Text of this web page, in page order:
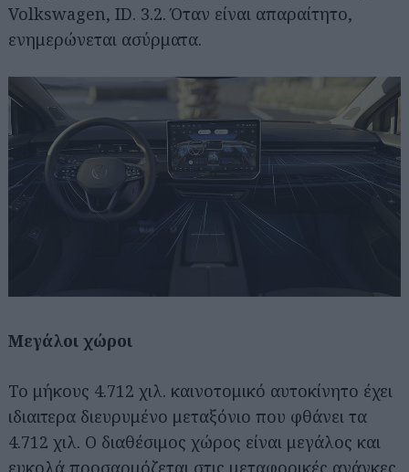
Volkswagen, ID. 3.2. Όταν είναι απαραίτητο,
ενημερώνεται ασύρματα.
Μεγάλοι χώροι
Το μήκους 4.712 χιλ. καινοτομικό αυτοκίνητο έχει
ιδιαιτερα διευρυμένο μεταξόνιο που φθάνει τα
4.712 χιλ. Ο διαθέσιμος χώρος είναι μεγάλος και